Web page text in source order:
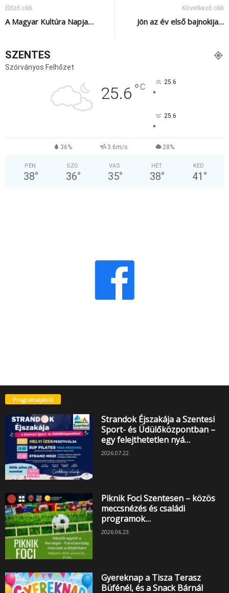
Előző cikk
A Magyar Kultúra Napja…
Következő cikk
Jön az év első bajnokija…
SZENTES
Szórványos Felhőzet
25.6 °C 25.6
°
25.6
°
36% 3.6m/s 28%
PÉN
38°
SZO
36°
VAS
35°
HÉT
38°
KED
41 °
Programajánló
Strandok Éjszakája a Szentesi
Sport- és Üdülőközpontban –
egy felejthetetlen nyá…
2026.07.22.
Piknik Foci Szentesen – közös
meccsnézés és családi
programok…
2026.06.23.
Gyereknap a Tisza Terasz
Büfénél, és a Snack Bárnál